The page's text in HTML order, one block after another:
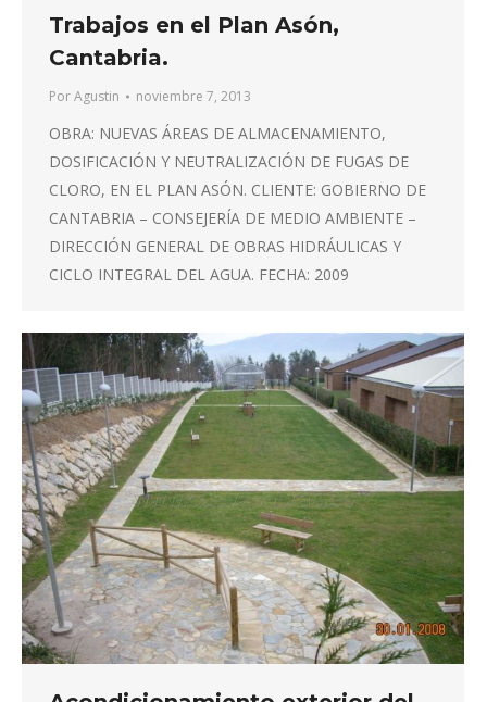
Trabajos en el Plan Asón,
Cantabria.
PorAgustin noviembre 7, 2013
OBRA: NUEVAS ÁREAS DE ALMACENAMIENTO,
DOSIFICACIÓN Y NEUTRALIZACIÓN DE FUGAS DE
CLORO, EN EL PLAN ASÓN. CLIENTE: GOBIERNO DE
CANTABRIA – CONSEJERÍA DE MEDIO AMBIENTE –
DIRECCIÓN GENERAL DE OBRAS HIDRÁULICAS Y
CICLO INTEGRAL DEL AGUA. FECHA: 2009